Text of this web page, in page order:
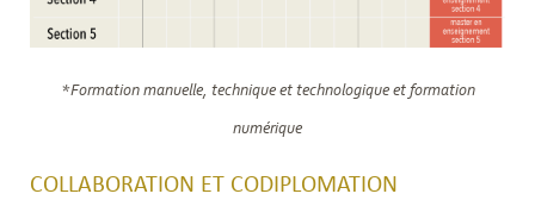
*Formation manuelle, technique et technologique et formation
numérique​
COLLABORATION ET CODIPLOMATION